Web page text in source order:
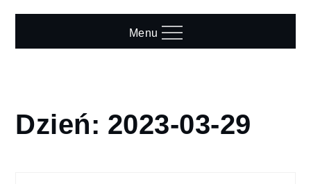
Menu
Home
2023
Dzień: 2023-03-29